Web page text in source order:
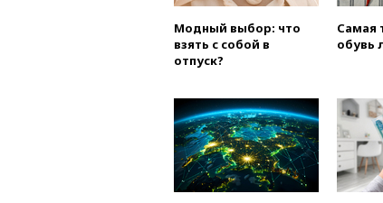
Модный выбор: что
взять с собой в
отпуск?
Самая
обувь